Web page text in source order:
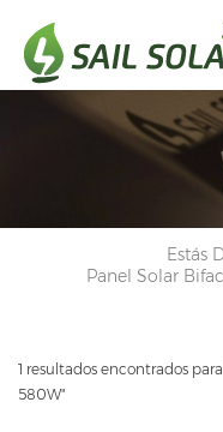
Estás
Panel Solar
1 resultados encontrados
580W"